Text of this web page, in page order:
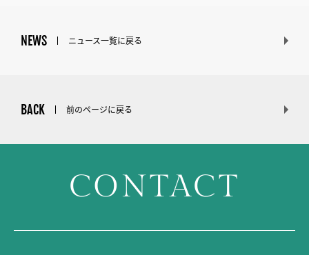
NEWS ニュース一覧に戻る
BACK 前のページに戻る
CONTACT